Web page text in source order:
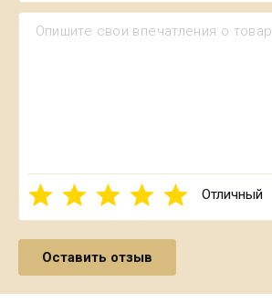
Отличный